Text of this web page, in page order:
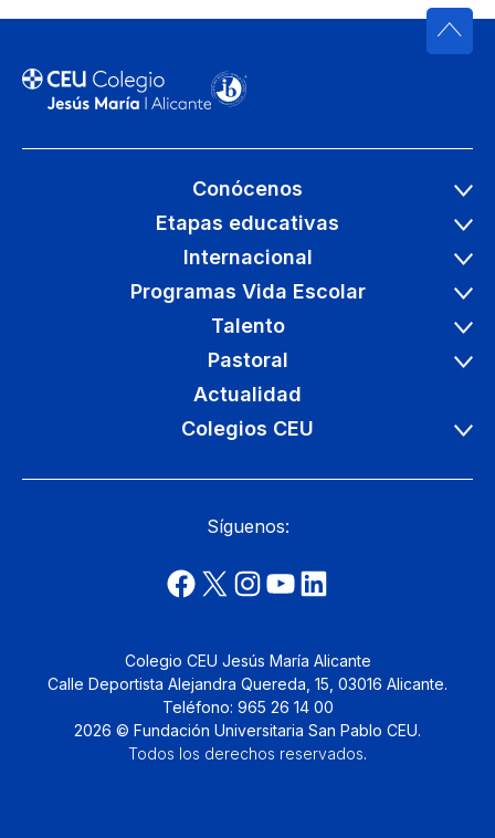
Conócenos
Etapas educativas
Internacional
Programas Vida Escolar
Talento
Pastoral
Actualidad
Colegios CEU
Síguenos:
Colegio CEU Jesús María Alicante
Calle Deportista Alejandra Quereda, 15, 03016 Alicante.
Teléfono: 965 26 14 00
2026 © Fundación Universitaria San Pablo CEU.
Todos los derechos reservados.